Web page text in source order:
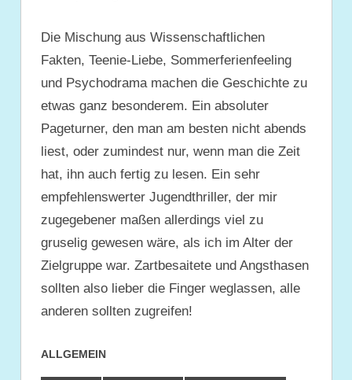
Die Mischung aus Wissenschaftlichen
Fakten, Teenie-Liebe, Sommerferienfeeling
und Psychodrama machen die Geschichte zu
etwas ganz besonderem. Ein absoluter
Pageturner, den man am besten nicht abends
liest, oder zumindest nur, wenn man die Zeit
hat, ihn auch fertig zu lesen. Ein sehr
empfehlenswerter Jugendthriller, der mir
zugegebener maßen allerdings viel zu
gruselig gewesen wäre, als ich im Alter der
Zielgruppe war. Zartbesaitete und Angsthasen
sollten also lieber die Finger weglassen, alle
anderen sollten zugreifen!
ALLGEMEIN